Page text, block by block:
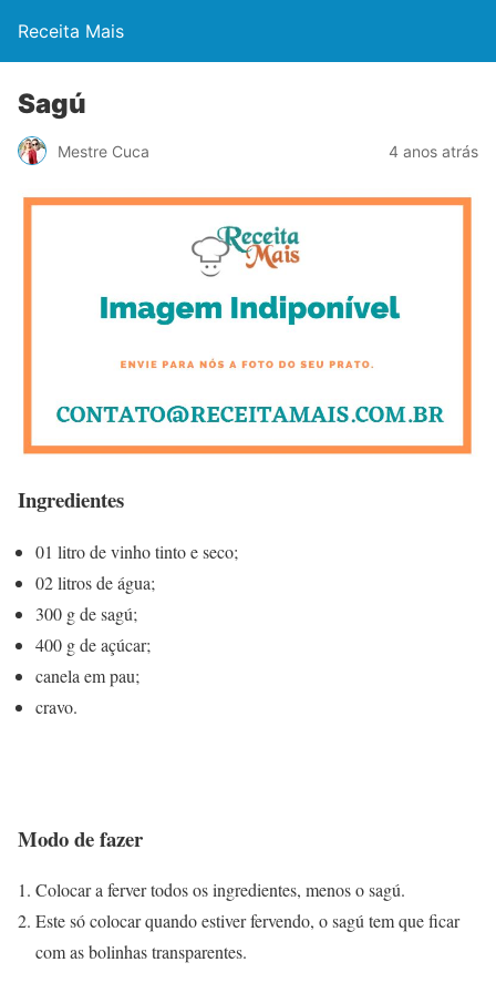
Receita Mais
Sagú
Mestre Cuca 4 anos atrás
Ingredientes
01 litro de vinho tinto e seco;
02 litros de água;
300 g de sagú;
400 g de açúcar;
canela em pau;
cravo.
Modo de fazer
Colocar a ferver todos os ingredientes, menos o sagú.
Este só colocar quando estiver fervendo, o sagú tem que ficar
com as bolinhas transparentes.